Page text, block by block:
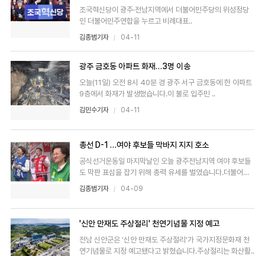
조국혁신당이 광주·전남지역에서 더불어민주당의 위성정당
인 더불어민주연합을 누르고 비례대표..
김종범기자 04-11
광주 금호동 아파트 화재…3명 이송
오늘(11일) 오전 8시 40분 경 광주 서구 금호동에 한 아파트
9층에서 화재가 발생했습니다.이 불로 입주민 ..
김민수기자 04-11
총선 D-1 …여야 후보들 막바지 지지 호소
공식선거운동일 마지막날인 오늘 광주전남지역 여야 후보들
도 막판 표심을 잡기 위해 총력 유세를 벌였습니다.더불어민
주당 후보들..
김종범기자 04-09
'신안 만재도 주상절리' 천연기념물 지정 예고
전남 신안군은 '신안 만재도 주상절리'가 국가지정문화재 천
연기념물로 지정 예고됐다고 밝혔습니다.주상절리는 화산활..